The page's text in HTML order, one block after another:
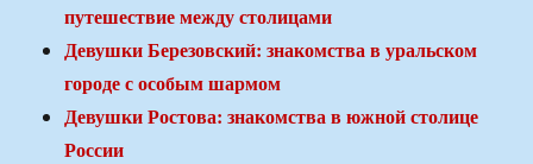
путешествие между столицами
Девушки Березовский: знакомства в уральском
городе с особым шармом
Девушки Ростова: знакомства в южной столице
России